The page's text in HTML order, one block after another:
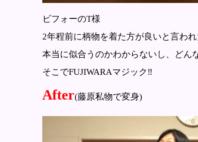
ビフォーのT様
2年程前に柄物を着た方が良いと言わ
本当に似合うのかわからないし、どん
そこでFUJIWARAマジック‼️
After(藤原私物で変身)